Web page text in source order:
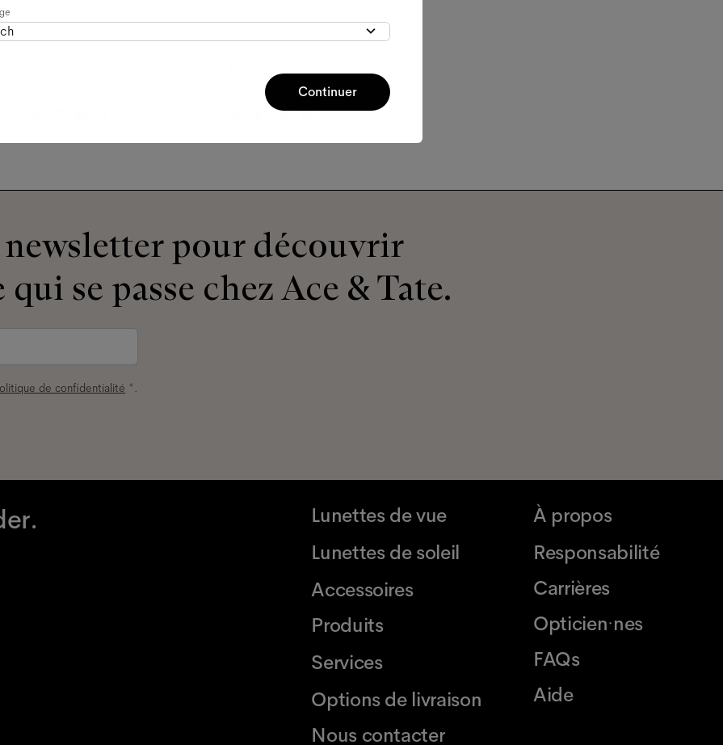
Jurassic
pour découvrir
se passe chez Ace & Tate.
de confidentialité *.
Lunettes de vue
Lunettes de soleil
Accessoires
Produits
Services
Options de livraison
Nous contacter
À propos
Responsabilité
Carrières
Opticien·nes
FAQs
Aide
Continuer